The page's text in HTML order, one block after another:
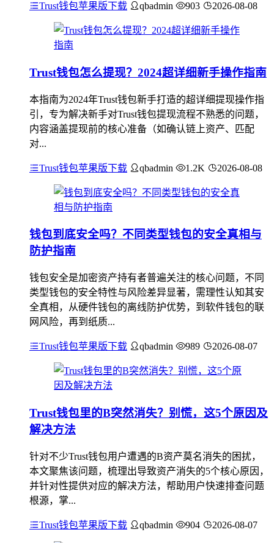
Trust钱包苹果版下载 qbadmin 903 2026-08-08
Trust钱包怎么提现？2024超详细新手操作指南
本指南为2024年Trust钱包新手打造的超详细提现操作指
引，专为解决新手对Trust钱包提现流程不熟悉的问题，
内容涵盖提现前的核心准备（如确认链上资产、匹配
对...
Trust钱包苹果版下载 qbadmin 1.2K 2026-08-08
钱包到底安全吗？不同类型钱包的安全真相与
防护指南
钱包安全是加密资产持有者普遍关注的核心问题，不同
类型钱包的安全特性与风险差异显著，需理性认知其安
全真相，从硬件钱包的离线防护优势，到软件钱包的联
网风险，再到纸质...
Trust钱包苹果版下载 qbadmin 989 2026-08-07
Trust钱包里的B突然消失？别慌，这5个原因及
解决方法
针对不少Trust钱包用户遭遇的B资产莫名消失的困扰，
本文聚焦该问题，梳理出导致资产消失的5个核心原因，
并针对性提供对应的解决方法，帮助用户快速排查问题
根源，掌...
Trust钱包苹果版下载 qbadmin 904 2026-08-07